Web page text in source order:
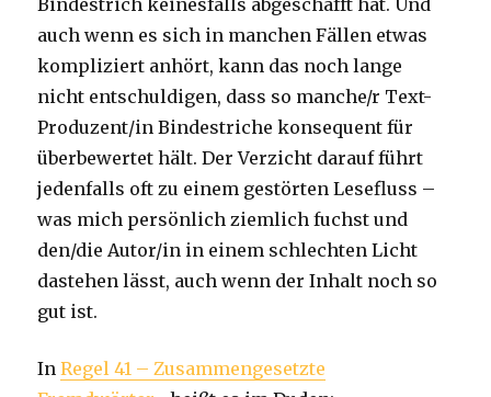
Bindestrich keinesfalls abgeschafft hat. Und
auch wenn es sich in manchen Fällen etwas
kompliziert anhört, kann das noch lange
nicht entschuldigen, dass so manche/r Text-
Produzent/in Bindestriche konsequent für
überbewertet hält. Der Verzicht darauf führt
jedenfalls oft zu einem gestörten Lesefluss –
was mich persönlich ziemlich fuchst und
den/die Autor/in in einem schlechten Licht
dastehen lässt, auch wenn der Inhalt noch so
gut ist.
InRegel 41 – Zusammengesetzte